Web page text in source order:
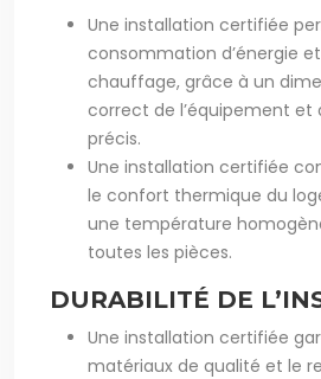
Une installation certifiée
consommation d’énergie
chauffage, grâce à un
correct de l’équipement et
précis.
Une installation certifiée
le confort thermique du
une température
toutes les pièces.
DURABILITÉ DE
Une installation certifiée
matériaux de qualité et le